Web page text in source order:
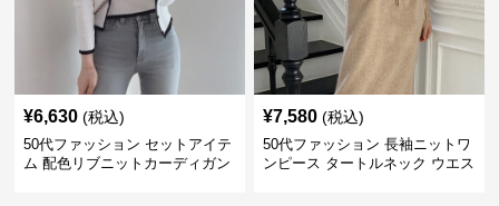
¥6,630 (税込)
50代ファッション セットアイテ
ム 配色リブニットカーディガン
¥7,580 (税込)
50代ファッション 長袖ニットワ
ンピース タートルネック ウエス